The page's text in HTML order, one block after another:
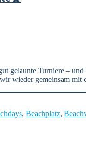
gelaunte Turniere –
wieder gemeinsam
, Beachplatz,